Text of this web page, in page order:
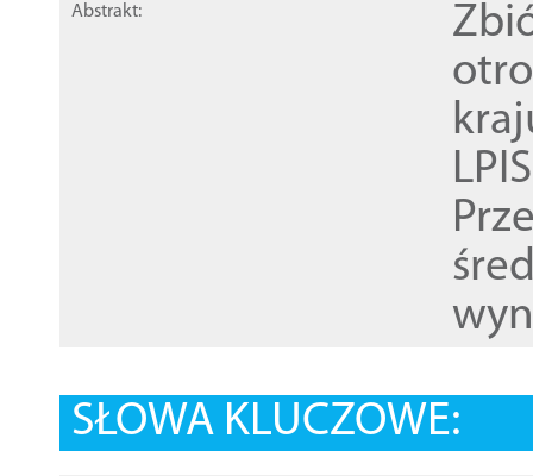
Abstrakt:
SŁOWA KLUCZOWE: